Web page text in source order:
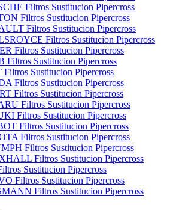
Filtros Sustitucion Pipercross
Filtros Sustitucion Pipercross
Filtros Sustitucion Pipercross
Filtros Sustitucion Pipercross
Filtros Sustitucion Pipercross
Filtros Sustitucion Pipercross
Filtros Sustitucion Pipercross
Filtros Sustitucion Pipercross
Filtros Sustitucion Pipercross
Filtros Sustitucion Pipercross
Filtros Sustitucion Pipercross
Filtros Sustitucion Pipercross
Filtros Sustitucion Pipercross
Filtros Sustitucion Pipercross
Filtros Sustitucion Pipercross
Sustitucion Pipercross
Filtros Sustitucion Pipercross
Filtros Sustitucion Pipercross